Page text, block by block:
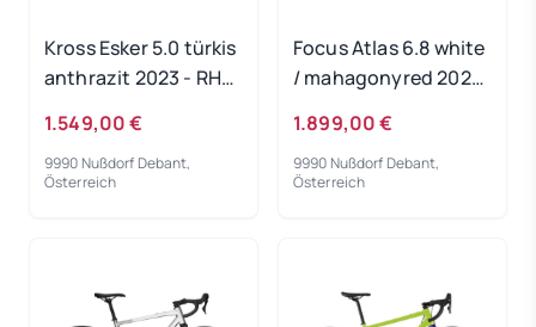
Kross Esker 5.0 türkis
anthrazit 2023 - RH-
1.549,00 €
9990 Nußdorf Debant,
Österreich
Focus Atlas 6.8 white
/ mahagonyred 2024
1.899,00 €
9990 Nußdorf Debant,
Österreich